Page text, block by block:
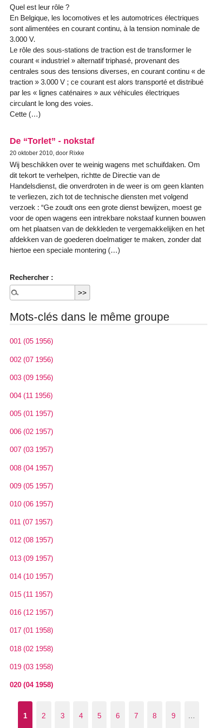
Quel est leur rôle ?
En Belgique, les locomotives et les automotrices électriques
sont alimentées en courant continu, à la tension nominale de
3.000 V.
Le rôle des sous-stations de traction est de transformer le
courant « industriel » alternatif triphasé, provenant des
centrales sous des tensions diverses, en courant continu « de
traction » 3.000 V ; ce courant est alors transporté et distribué
par les « lignes caténaires » aux véhicules électriques
circulant le long des voies.
Cette (…)
De “Torlet” - nokstaf
20 oktober 2010, door Rixke
Wij beschikken over te weinig wagens met schuifdaken. Om
dit tekort te verhelpen, richtte de Directie van de
Handelsdienst, die onverdroten in de weer is om geen klanten
te verliezen, zich tot de technische diensten met volgend
verzoek : “Ge zoudt ons een grote dienst bewijzen, moest ge
voor de open wagens een intrekbare nokstaaf kunnen bouwen
om het plaatsen van de dekkleden te vergemakkelijken en het
afdekken van de goederen doelmatiger te maken, zonder dat
hiertoe een speciale montering (…)
Rechercher :
Mots-clés dans le même groupe
001 (05 1956)
002 (07 1956)
003 (09 1956)
004 (11 1956)
005 (01 1957)
006 (02 1957)
007 (03 1957)
008 (04 1957)
009 (05 1957)
010 (06 1957)
011 (07 1957)
012 (08 1957)
013 (09 1957)
014 (10 1957)
015 (11 1957)
016 (12 1957)
017 (01 1958)
018 (02 1958)
019 (03 1958)
020 (04 1958)
1 2 3 4 5 6 7 8 9 …